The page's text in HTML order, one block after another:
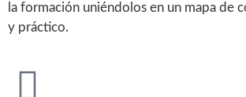
la formación uniéndolos en un mapa de
y práctico.